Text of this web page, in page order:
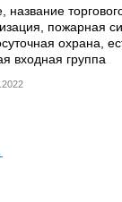
название
пожарная
охрана,
входная группа